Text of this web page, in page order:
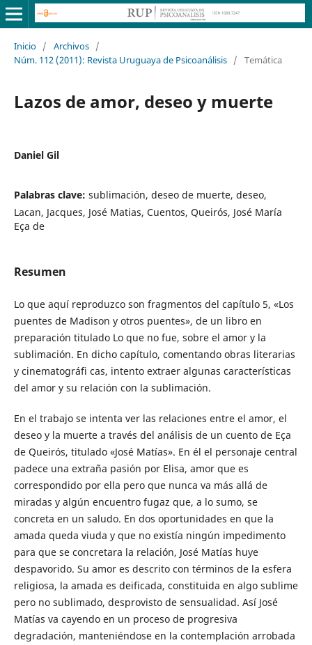
Inicio / Archivos /
Núm. 112 (2011): Revista Uruguaya de Psicoanálisis / Temática
Lazos de amor, deseo y muerte
Daniel Gil
Palabras clave: sublimación, deseo de muerte, deseo,
Lacan, Jacques, José Matias, Cuentos, Queirós, José María
Eça de
Resumen
Lo que aquí reproduzco son fragmentos del capítulo 5, «Los
puentes de Madison y otros puentes», de un libro en
preparación titulado Lo que no fue, sobre el amor y la
sublimación. En dicho capítulo, comentando obras literarias
y cinematográfi cas, intento extraer algunas características
del amor y su relación con la sublimación.
En el trabajo se intenta ver las relaciones entre el amor, el
deseo y la muerte a través del análisis de un cuento de Eça
de Queirós, titulado «José Matías». En él el personaje central
padece una extraña pasión por Elisa, amor que es
correspondido por ella pero que nunca va más allá de
miradas y algún encuentro fugaz que, a lo sumo, se
concreta en un saludo. En dos oportunidades en que la
amada queda viuda y que no existía ningún impedimento
para que se concretara la relación, José Matías huye
despavorido. Su amor es descrito con términos de la esfera
religiosa, la amada es deificada, constituida en algo sublime
pero no sublimado, desprovisto de sensualidad. Así José
Matías va cayendo en un proceso de progresiva
degradación, manteniéndose en la contemplación arrobada